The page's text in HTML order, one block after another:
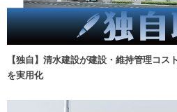
【独自】清水建設が建設・維持管理コ
を実用化